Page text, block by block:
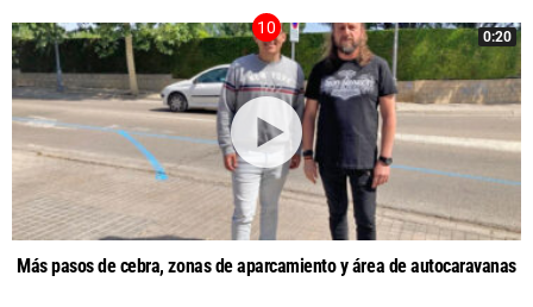
0:20
Más pasos de cebra, zonas de aparcamiento y área de autocaravanas